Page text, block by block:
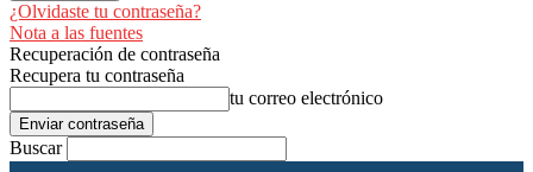
¿Olvidaste tu contraseña?
Nota a las fuentes
Recuperación de contraseña
Recupera tu contraseña
tu correo electrónico
Buscar